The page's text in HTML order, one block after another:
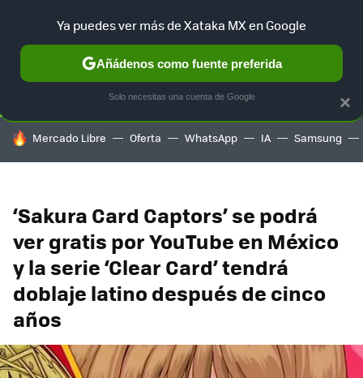
SELECCIÓN GAMING HOME AUTO TERRITORIO
HOY SE HABLA DE
Mercado Libre Oferta WhatsApp IA Samsung
‘Sakura Card Captors’ se podrá
ver gratis por YouTube en México
y la serie ‘Clear Card’ tendrá
doblaje latino después de cinco
años
×
Ya puedes ver más de Xataka MX en Google
Añádenos como fuente preferida
Solo necesitas una cuenta de Google